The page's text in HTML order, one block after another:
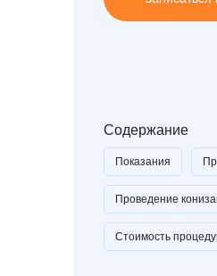
Инфекционные
Клиника лечения
Клиника
Колопроктология
Косметология
Содержание
Показания
Проведение
Стоимость